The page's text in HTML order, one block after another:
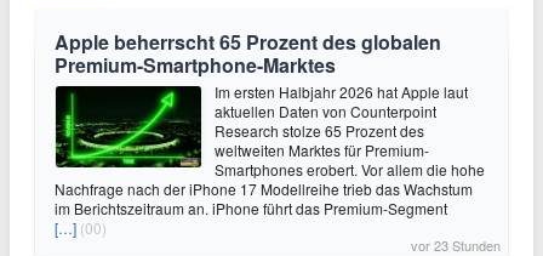
Apple beherrscht 65 Prozent des globalen
Premium-Smartphone-Marktes
Im ersten Halbjahr 2026 hat Apple laut
aktuellen Daten von Counterpoint
Research stolze 65 Prozent des
weltweiten Marktes für Premium-
Smartphones erobert. Vor allem die hohe
Nachfrage nach der iPhone 17 Modellreihe trieb das Wachstum
im Berichtszeitraum an. iPhone führt das Premium-Segment
[…] (00)
vor 23 Stunden